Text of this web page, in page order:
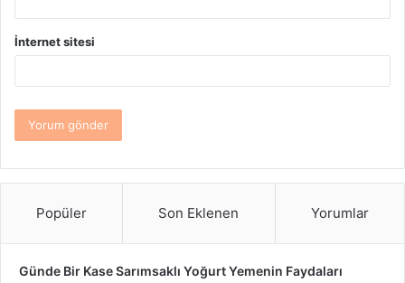
İnternet sitesi
Popüler Son Eklenen Yorumlar
Günde Bir Kase Sarımsaklı Yoğurt Yemenin Faydaları